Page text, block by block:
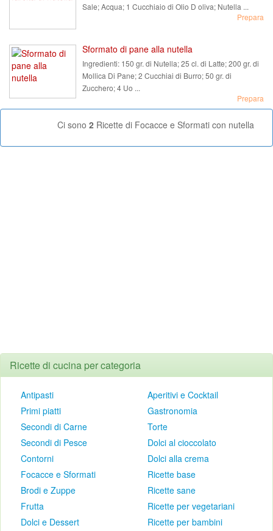
Sale; Acqua; 1 Cucchiaio di Olio D oliva; Nutella ...
Prepara
Sformato di pane alla nutella
Ingredienti: 150 gr. di Nutella; 25 cl. di Latte; 200 gr. di
Mollica Di Pane; 2 Cucchiai di Burro; 50 gr. di
Zucchero; 4 Uo ...
Prepara
Ci sono 2 Ricette di Focacce e Sformati con nutella
Ricette di cucina per categoria
Antipasti
Primi piatti
Secondi di Carne
Secondi di Pesce
Contorni
Focacce e Sformati
Brodi e Zuppe
Frutta
Dolci e Dessert
Aperitivi e Cocktail
Gastronomia
Torte
Dolci al cioccolato
Dolci alla crema
Ricette base
Ricette sane
Ricette per vegetariani
Ricette per bambini